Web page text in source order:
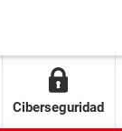
Ciberseguridad